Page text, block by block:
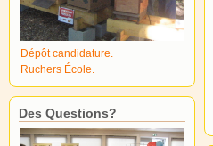
Dépôt candidature.
Ruchers École.
Des Questions?